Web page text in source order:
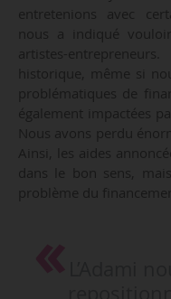
entretenions avec
nous a indiqué
artistes-
historique, même si
problématiques de
également impactées
Nous avons perdu
Ainsi, les aides
dans le bon sens,
problème du